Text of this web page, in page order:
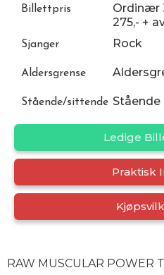
Billettpris
Ordinær
275,- +
Sjanger Rock
Aldersgrense
Stående/sittende
Ledige
Praktisk
RAW MUSCULAR POWER